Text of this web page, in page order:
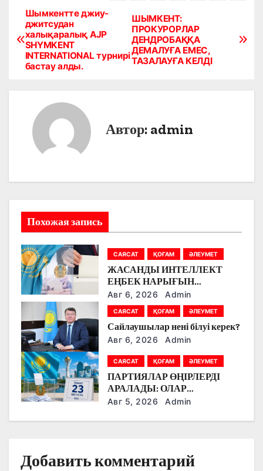
Н
а
в
и
я
п
о
з
а
п
и
с
я
м
ШЫМКЕНТ:
ПРОКУРОРЛАР
ДЕНДРОБАҚҚА
ДЕМАЛУҒА ЕМЕС,
ТАЗАЛАУҒА КЕЛДІ
Шымкентте джиу-
джитсудан
xалықаралық AJP
SHYMKENT
INTERNATIONAL турнирі
бастау алды.
Автор: admin
Похожая запись
САЯСАТ ҚОҒАМ ӘЛЕУМЕТ
ЖАСАНДЫ ИНТЕЛЛЕКТ
ЕҢБЕК НАРЫҒЫН
ӨЗГЕРТУДЕ: ПАРТИЯЛАР
БІЛІМ БЕРУ МЕН БОЛАШАҚ
МАМАНДЫҚТАРДЫ
ТАЛҚЫЛАДЫ
Авг 6, 2026 Admin
САЯСАТ ҚОҒАМ ӘЛЕУМЕТ
Сайлаушылар нені білуі керек?
Авг 6, 2026 Admin
САЯСАТ ҚОҒАМ ӘЛЕУМЕТ
ПАРТИЯЛАР ӨҢІРЛЕРДІ
АРАЛАДЫ: ОЛАР
ДӘРІГЕРЛЕРМЕН,
ФЕРМЕРЛЕРМЕН ЖӘНЕ
Авг 5, 2026 Admin
Добавить комментарий